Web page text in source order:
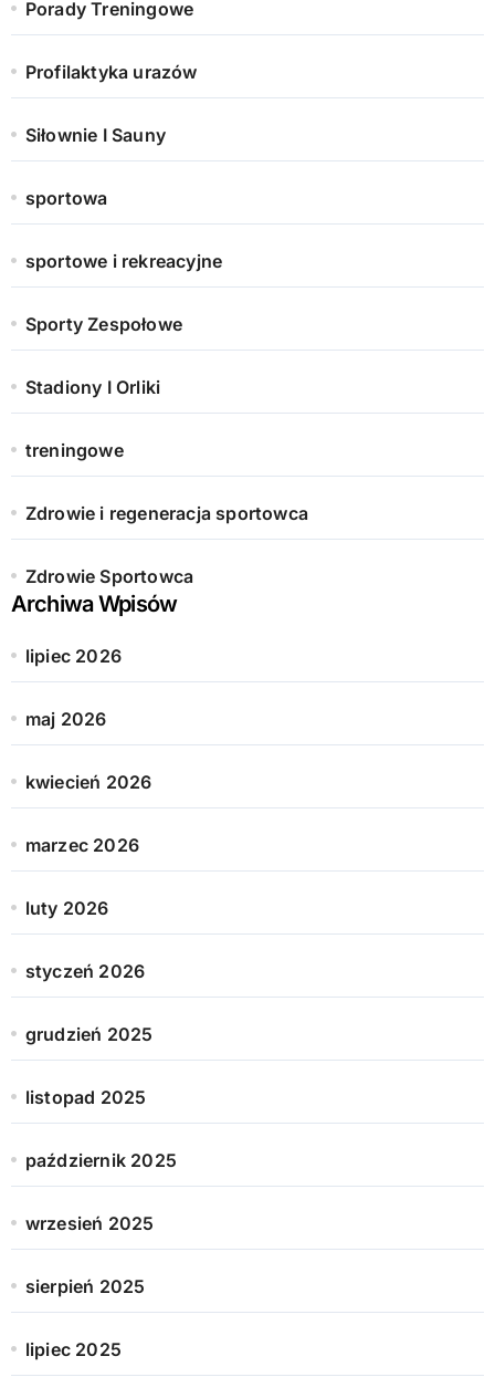
Porady Treningowe
Profilaktyka urazów
Siłownie I Sauny
sportowa
sportowe i rekreacyjne
Sporty Zespołowe
Stadiony I Orliki
treningowe
Zdrowie i regeneracja sportowca
Zdrowie Sportowca
Archiwa Wpisów
lipiec 2026
maj 2026
kwiecień 2026
marzec 2026
luty 2026
styczeń 2026
grudzień 2025
listopad 2025
październik 2025
wrzesień 2025
sierpień 2025
lipiec 2025